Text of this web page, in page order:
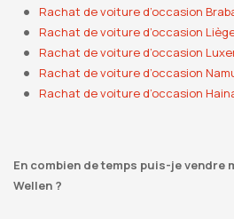
Rachat de voiture d’occasion
Rachat de voiture d’occasion
Rachat de voiture d’occasion
Rachat de voiture d’occasion
Rachat de voiture d’occasion
En combien de temps puis-je vendre
Wellen ?